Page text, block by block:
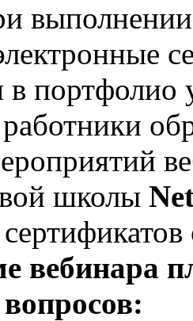
в портфолио
школы
вебинара